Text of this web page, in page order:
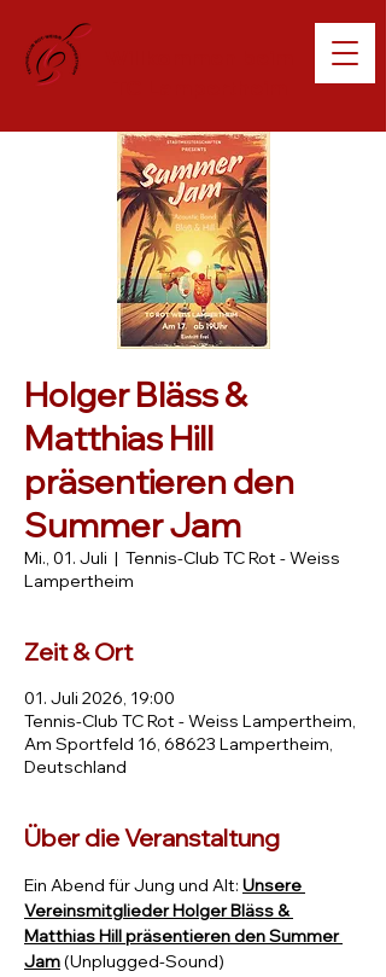
Holger Bläss &
Matthias Hill
präsentieren den
Summer Jam
Mi., 01. Juli
  |
Tennis-Club TC Rot - Weiss
Lampertheim
Zeit & Ort
01. Juli 2026, 19:00
Tennis-Club TC Rot - Weiss Lampertheim,
Am Sportfeld 16, 68623 Lampertheim,
Deutschland
Über die Veranstaltung
Ein Abend für Jung und Alt: Unsere
Vereinsmitglieder Holger Bläss &
Matthias Hill präsentieren den Summer
Jam (Unplugged-Sound)